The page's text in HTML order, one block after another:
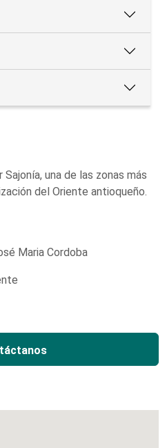
una de las zonas más
del Oriente antioqueño.
Maria Cordoba